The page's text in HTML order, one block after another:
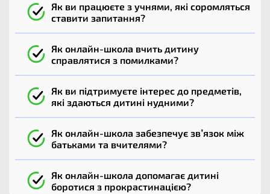
Як ви працюєте з учнями, які соромляться
ставити запитання?
Як онлайн-школа вчить дитину
справлятися з помилками?
Як ви підтримуєте інтерес до предметів,
які здаються дитині нудними?
Як онлайн-школа забезпечує зв’язок між
батьками та вчителями?
Як онлайн-школа допомагає дитині
боротися з прокрастинацією?